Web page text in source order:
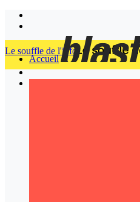
Accueil
Le souffle de l'info